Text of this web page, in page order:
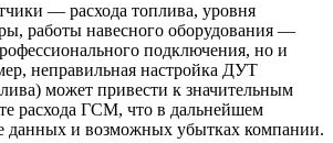
— расхода топлива, уровня
работы навесного оборудования —
подключения, но и
неправильная настройка ДУТ
может привести к значительным
расхода ГСМ, что в дальнейшем
данных и возможных убытках компании.